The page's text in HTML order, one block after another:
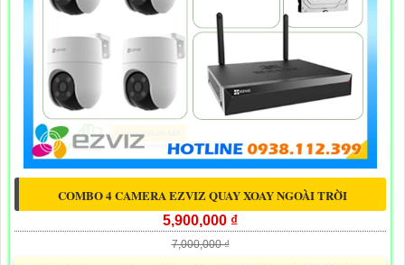
COMBO 4 CAMERA EZVIZ QUAY XOAY NGOÀI TRỜI
5,900,000 ₫
7,000,000 ₫